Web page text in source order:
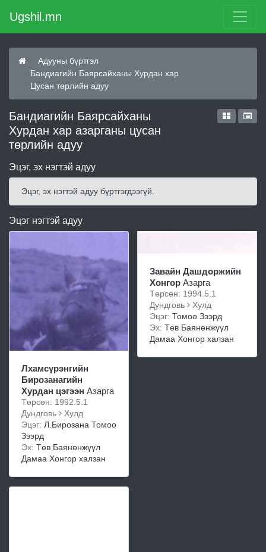
Ugshil.mn
Адууны бүртгэл
Бандиагийн Баярсайханы Хурдан хар
Цусан төрлийн адуу
Бандиагийн Баярсайханы
Хурдан хар азарганы цусан
төрлийн адуу
Эцэг, эх нэгтэй адуу
Эцэг, эх нэгтэй адуу бүртгэгдээгүй.
Эцэг нэгтэй адуу
Лхамсүрэнгийн
Бирозанагийн
Хурдан цэгээн Азарга
Төрсөн: 1992.5.1
Дундговь
Хулд
Эцэг: Л.Бирозана Томоо
Зээрд
Эх: Төв Баянөнжүүл
Дамаа Хонгор халзан
Завайн Дашдоржийн
Хонгор Азарга
Төрсөн: 1994.5.1
Дундговь
Хулд
Эцэг: Томоо Зээрд
Эх: Төв Баянөнжүүл
Дамаа Хонгор халзан